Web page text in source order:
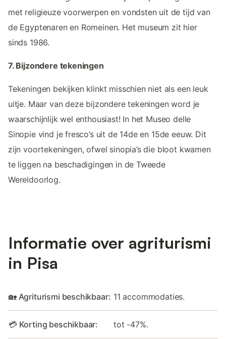
met religieuze voorwerpen en vondsten uit de tijd van
de Egyptenaren en Romeinen. Het museum zit hier
sinds 1986.
7. Bijzondere tekeningen
Tekeningen bekijken klinkt misschien niet als een leuk
uitje. Maar van deze bijzondere tekeningen word je
waarschijnlijk wel enthousiast! In het Museo delle
Sinopie vind je fresco’s uit de 14de en 15de eeuw. Dit
zijn voortekeningen, ofwel sinopia’s die bloot kwamen
te liggen na beschadigingen in de Tweede
Wereldoorlog.
Informatie over agriturismi
in Pisa
🏡 Agriturismi beschikbaar: 11 accommodaties.
💳 Korting beschikbaar: tot -47%.